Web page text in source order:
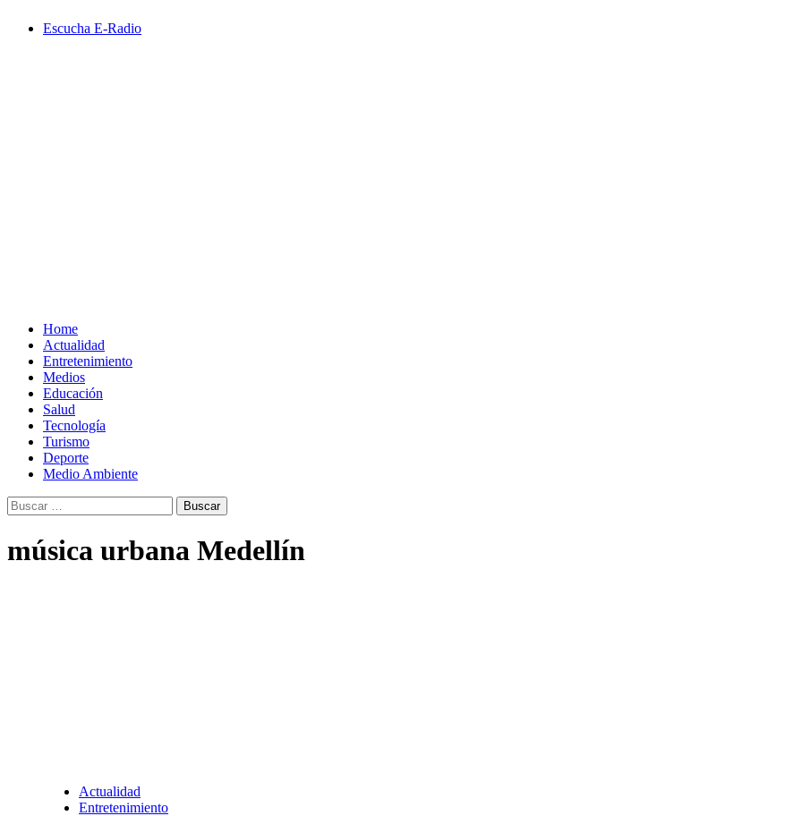
Escucha E-Radio
Home
Actualidad
Entretenimiento
Medios
Educación
Salud
Tecnología
Turismo
Deporte
Medio Ambiente
Buscar:
música urbana Medellín
Actualidad
Entretenimiento